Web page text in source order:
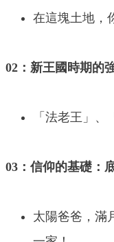
在這塊土地
02：新王國時期的
「法老王」
03：信仰的基礎：
太陽爸爸，滿